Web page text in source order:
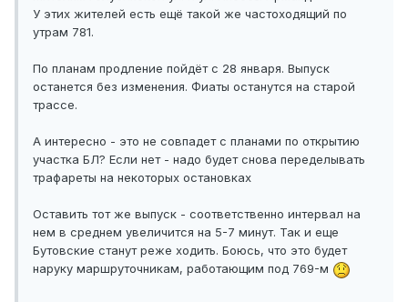
У этих жителей есть ещё такой же частоходящий по
утрам 781.
По планам продление пойдёт с 28 января. Выпуск
останется без изменения. Фиаты останутся на старой
трассе.
А интересно - это не совпадет с планами по открытию
участка БЛ? Если нет - надо будет снова переделывать
трафареты на некоторых остановках
Оставить тот же выпуск - соответственно интервал на
нем в среднем увеличится на 5-7 минут. Так и еще
Бутовские станут реже ходить. Боюсь, что это будет
наруку маршруточникам, работающим под 769-м